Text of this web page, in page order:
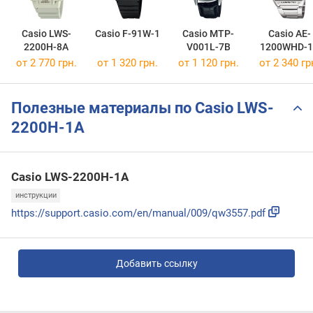
Casio LWS-
2200H-8A
Casio F-91W-1
Casio MTP-
V001L-7B
Casio AE-
1200WHD-
от 2 770 грн. от 1 320 грн. от 1 120 грн. от 2 340
Полезные материалы по Casio LWS-
2200H-1A
Casio LWS-2200H-1A
инструкции
https://support.casio.com/en/manual/009/qw3557.pdf
Добавить ссылку